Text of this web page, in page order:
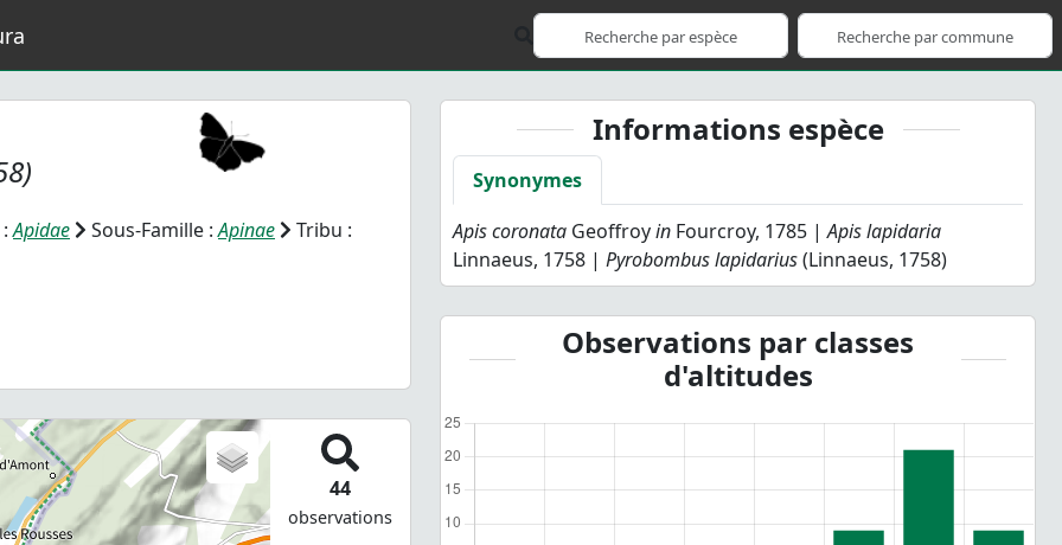
:Apidae Sous-Famille :Apinae Tribu :
44
observations
Informations espèce
Synonymes
Apis coronata Geoffroyin Fourcroy, 1785 |Apis lapidaria
Linnaeus, 1758 |Pyrobombus lapidarius(Linnaeus, 1758)
Observations par classes
d'altitudes